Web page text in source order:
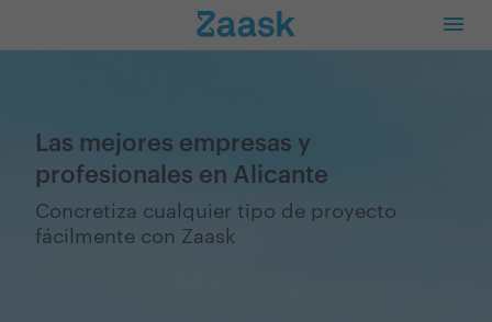
Las mejores empresas y
profesionales en Alicante
Concretiza cualquier tipo de proyecto
fácilmente con Zaask